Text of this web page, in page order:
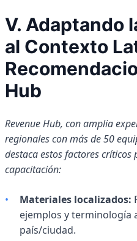
V. Adaptando
al Contexto
Hub
Revenue Hub, con amplia
regionales con más de 50
destaca estos factores
capacitación:
• Materiales localizados:
ejemplos y terminología
país/ciudad.